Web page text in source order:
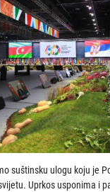
suštinsku ulogu koju je
Uprkos usponima i